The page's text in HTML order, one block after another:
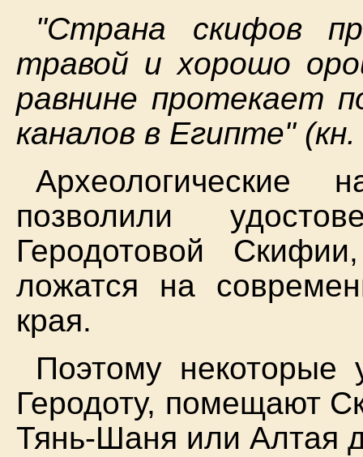
"Страна скифов
травой и хорошо
равнине протекает
каналов в Египте"
Археологические
позволили
Геродотовой
ложатся на
края.
Поэтому некоторые
Геродоту, помещают
Тянь-Шаня или Алтая